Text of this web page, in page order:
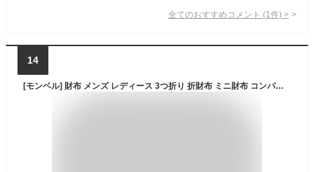
全てのおすすめコメント (1 件) >
14
[モンベル] 財布 メンズ レディース 3つ折り 折財布 ミニ財布 コンパクト ナイロン トレールワレット 1133248 (オレンジ(OGRD)/オレンジ)